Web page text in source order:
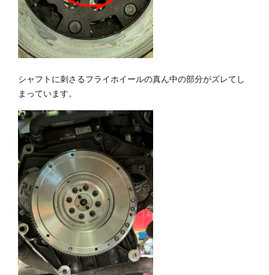
シャフトに刺さるフライホイールの真ん中の部分がズレてし
まっています。